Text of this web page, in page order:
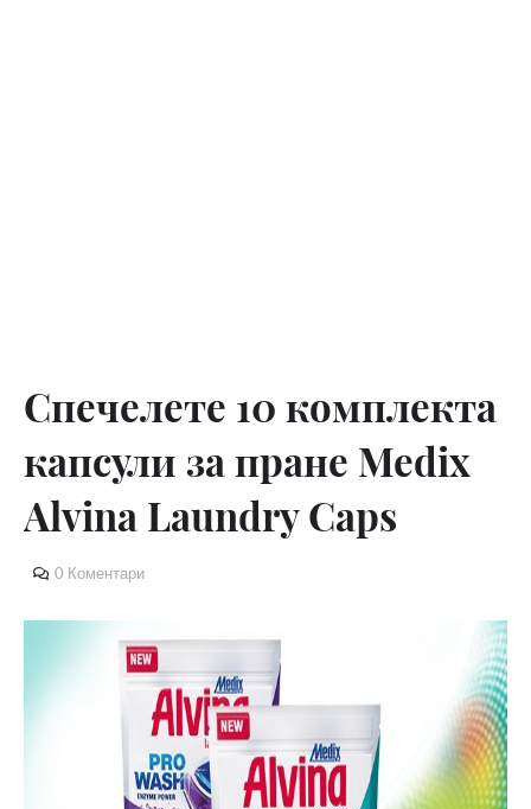
Спечелете 10 комплекта
капсули за пране Medix
Alvina Laundry Caps
0 Коментари